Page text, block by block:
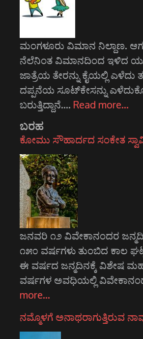
ಮಂಗಳೂರು ವಿಮಾನ ನಿಲ್ದಾಣ. ಆಗ
ನೆಲೆನಿಂತ ವಿಮಾನದಿಂದ ಇಳಿದ
ಜಾತ್ರೆಯ ತೇರನ್ನು ಕೈಯಲ್ಲಿ ಎಳೆದು
ದಪ್ಪನೆಯ ಸೂಟ್‌ಕೇಸನ್ನು
ಬರುತ್ತಿದ್ದಾನೆ.… Read more…
ಬರಹ
ಕೋಮು ಸೌಹಾರ್ದದ ಸಂಕೇತ
ಜನವರಿ ೧೨ ವಿವೇಕಾನಂದರ
೧೫೦ ವರ್ಷಗಳು ತುಂಬಿದ ಕಾಲ
ಈ ವರ್ಷದ ಜನ್ಮದಿನಕ್ಕೆ ವಿಶೇಷ
ವರ್ಷಗಳ ಅವಧಿಯಲ್ಲಿ
more…
ನಮ್ಮೊಳಗೆ ಅನಾಥರಾಗುತ್ತಿರುವ